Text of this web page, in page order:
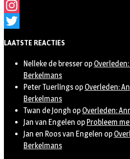
Facebook
Instagram
LAATSTE REACTIES
Nelleke de bresser op
Berkelmans
Peter Tuerlings op Overleden:
Berkelmans
Twan de Jongh op Overleden:
Jan van Engelen op Probleem
Jan en Roos van Engelen op
Berkelmans